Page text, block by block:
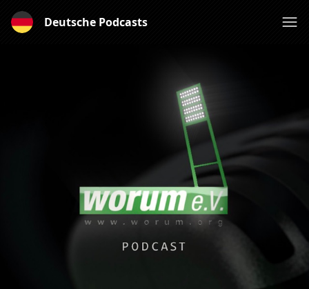
Deutsche Podcasts